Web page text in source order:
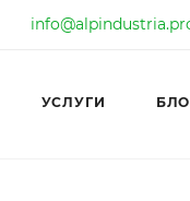
УСЛУГИ